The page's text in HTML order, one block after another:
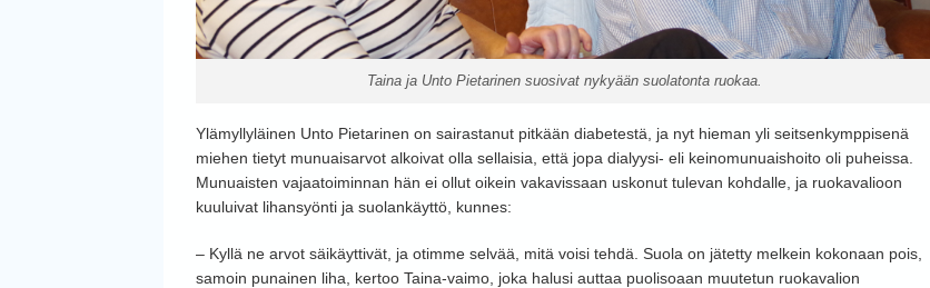
Taina ja Unto Pietarinen suosivat nykyään suolatonta ruokaa.
Ylämyllyläinen Unto Pietarinen on sairastanut pitkään diabetestä, ja nyt hieman yli seitsenkymppisenä
miehen tietyt munuaisarvot alkoivat olla sellaisia, että jopa dialyysi- eli keinomunuaishoito oli puheissa.
Munuaisten vajaatoiminnan hän ei ollut oikein vakavissaan uskonut tulevan kohdalle, ja ruokavalioon
kuuluivat lihansyönti ja suolankäyttö, kunnes:
– Kyllä ne arvot säikäyttivät, ja otimme selvää, mitä voisi tehdä. Suola on jätetty melkein kokonaan pois,
samoin punainen liha, kertoo Taina-vaimo, joka halusi auttaa puolisoaan muutetun ruokavalion